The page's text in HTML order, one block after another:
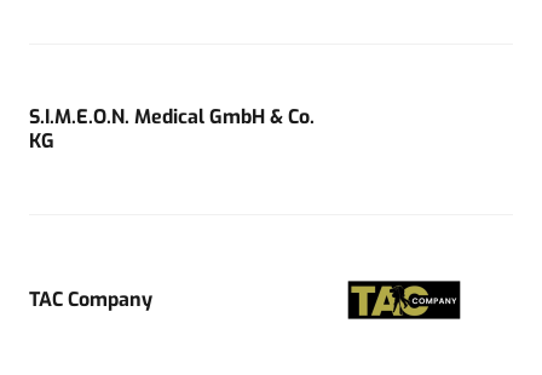
S.I.M.E.O.N. Medical GmbH & Co.
KG
TAC Company